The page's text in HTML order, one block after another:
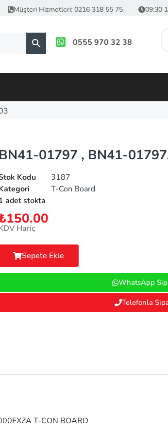
Müşteri Hizmetleri: 0216 318 55 75 09:30
0555 970 32 38
BN41-01797 , BN41-
Kodu
3187
T-Con Board
adet stokta
150.00
Hariç
Sepete Ekle
WhatsApp
Telefonla
T-CON BOARD